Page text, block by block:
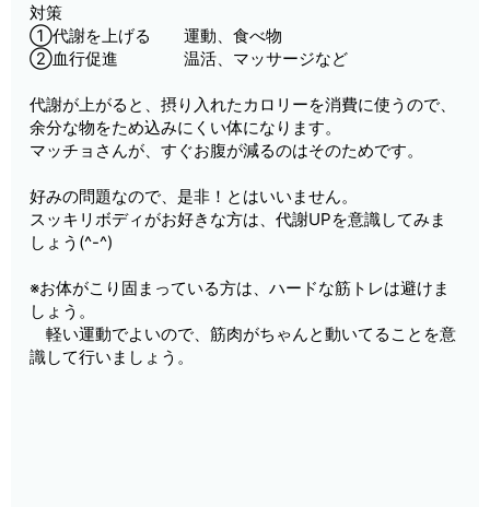
対策
①代謝を上げる 運動、食べ物
②血行促進 温活、マッサージなど
代謝が上がると、摂り入れたカロリーを消費に使うので、
余分な物をため込みにくい体になります。
マッチョさんが、すぐお腹が減るのはそのためです。
好みの問題なので、是非！とはいいません。
スッキリボディがお好きな方は、代謝UPを意識してみま
しょう(^-^)
※お体がこり固まっている方は、ハードな筋トレは避けま
しょう。
軽い運動でよいので、筋肉がちゃんと動いてることを意
識して行いましょう。